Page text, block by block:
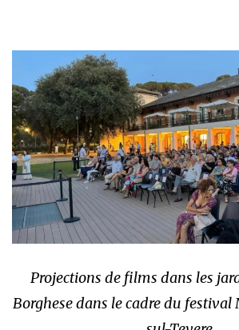
Projections de films dans les
Borghese dans le cadre du